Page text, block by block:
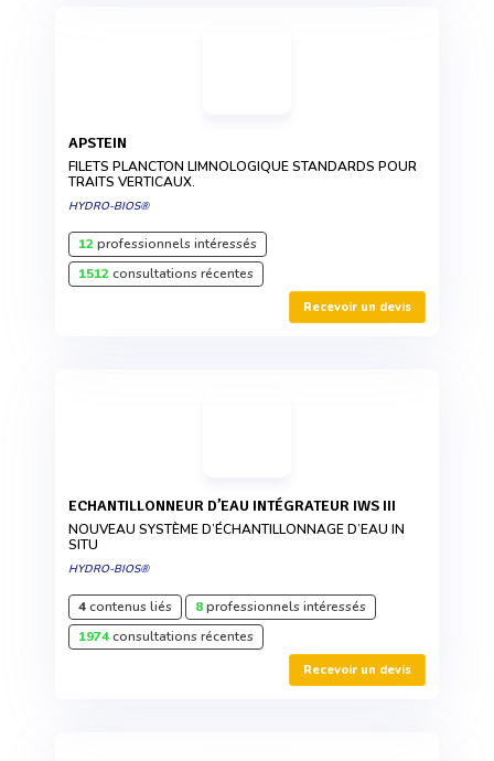
APSTEIN
FILETS PLANCTON LIMNOLOGIQUE STANDARDS POUR
TRAITS VERTICAUX.
HYDRO-BIOS®
12professionnels intéressés
1512consultations récentes
Recevoir un devis
ECHANTILLONNEUR D’EAU INTÉGRATEUR IWS III
NOUVEAU SYSTÈME D’ÉCHANTILLONNAGE D’EAU IN
SITU
HYDRO-BIOS®
4contenus liés 8professionnels intéressés
1974consultations récentes
Recevoir un devis